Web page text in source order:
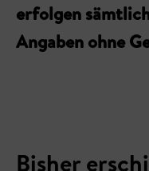
erfolgen
Angaben ohne
Bisher